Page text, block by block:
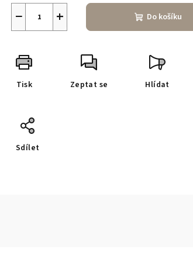
+
− Do košíku
Tisk Zeptat se Hlídat
Sdílet